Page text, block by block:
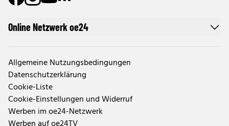
Online Netzwerk oe24
Allgemeine Nutzungsbedingungen
Datenschutzerklärung
Cookie-Liste
Cookie-Einstellungen und Widerruf
Werben im oe24-Netzwerk